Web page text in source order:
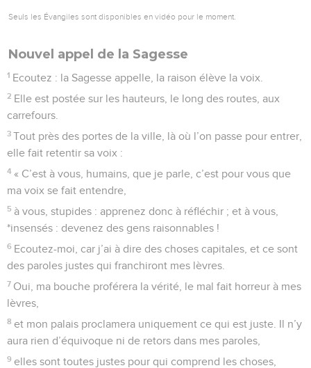
Seuls les Évangiles sont disponibles en vidéo pour le moment.
Nouvel appel de la Sagesse
1 Ecoutez : la Sagesse appelle, la raison élève la voix.
2 Elle est postée sur les hauteurs, le long des routes, aux
carrefours.
3 Tout près des portes de la ville, là où l’on passe pour entrer,
elle fait retentir sa voix :
4 « C’est à vous, humains, que je parle, c’est pour vous que
ma voix se fait entendre,
5 à vous, stupides : apprenez donc à réfléchir ; et à vous,
*insensés : devenez des gens raisonnables !
6 Ecoutez-moi, car j’ai à dire des choses capitales, et ce sont
des paroles justes qui franchiront mes lèvres.
7 Oui, ma bouche proférera la vérité, le mal fait horreur à mes
lèvres,
8 et mon palais proclamera uniquement ce qui est juste. Il n’y
aura rien d’équivoque ni de retors dans mes paroles,
9 elles sont toutes justes pour qui comprend les choses,